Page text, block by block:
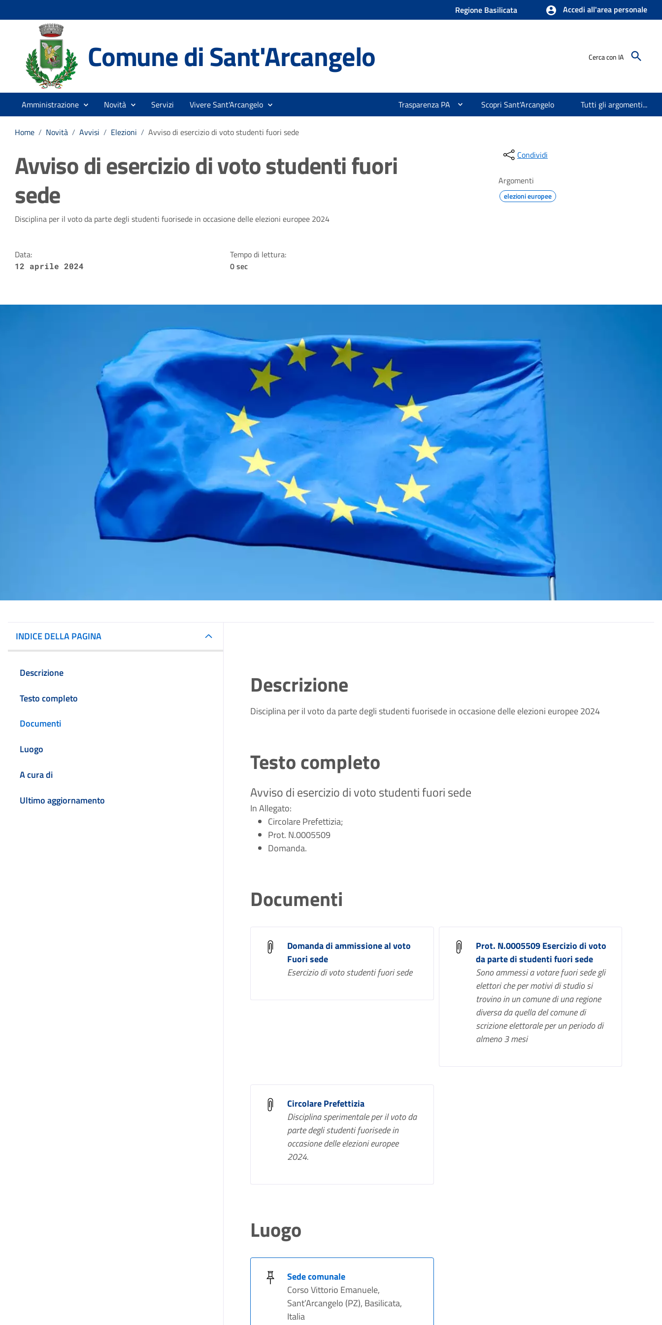
Regione Basilicata Accedi all'area personale
Comune di Sant'Arcangelo Cerca con IA
Amministrazione Novità Servizi Vivere Sant'Arcangelo Trasparenza PA Scopri Sant'Arcangelo Tutti gli argomenti...
Home / Novità / Avvisi / Elezioni / Avviso di esercizio di voto studenti fuori sede
Avviso di esercizio di voto studenti fuori
sede
Dettagli della notizia
Disciplina per il voto da parte degli studenti fuorisede in occasione delle elezioni europee 2024
Data:
12 aprile 2024
Tempo di lettura:
0 sec
Condividi
Argomenti
elezioni europee
INDICE DELLA PAGINA
Descrizione
Testo completo
Documenti
Luogo
A cura di
Ultimo aggiornamento
Descrizione
Disciplina per il voto da parte degli studenti fuorisede in occasione delle elezioni europee 2024
Testo completo
Avviso di esercizio di voto studenti fuori sede
In Allegato:
Circolare Prefettizia;
Prot. N.0005509
Domanda.
Documenti
Domanda di ammissione al voto
Fuori sede
Esercizio di voto studenti fuori sede
Prot. N.0005509 Esercizio di voto
da parte di studenti fuori sede
Sono ammessi a votare fuori sede gli
elettori che per motivi di studio si
trovino in un comune di una regione
diversa da quella del comune di
scrizione elettorale per un periodo di
almeno 3 mesi
Circolare Prefettizia
Disciplina sperimentale per il voto da
parte degli studenti fuorisede in
occasione delle elezioni europee
2024.
Luogo
Sede comunale
Corso Vittorio Emanuele,
Sant’Arcangelo (PZ), Basilicata,
Italia